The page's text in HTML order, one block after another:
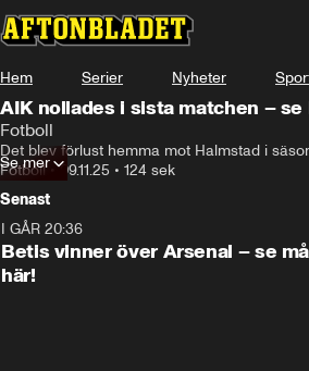
Hem Serier Nyheter
AIK nollades i sista matchen – se
Fotboll
Det blev förlust hemma mot Halmstad i
Fotboll•09.11.25 • 124 sek
Se mer
Senast
I GÅR 20:36
Betis vinner över Arsenal – se
här!